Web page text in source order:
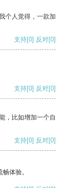
个人觉得，一款加
支持[0] 反对[0]
支持[0] 反对[0]
，比如增加一个自
支持[0] 反对[0]
体验。